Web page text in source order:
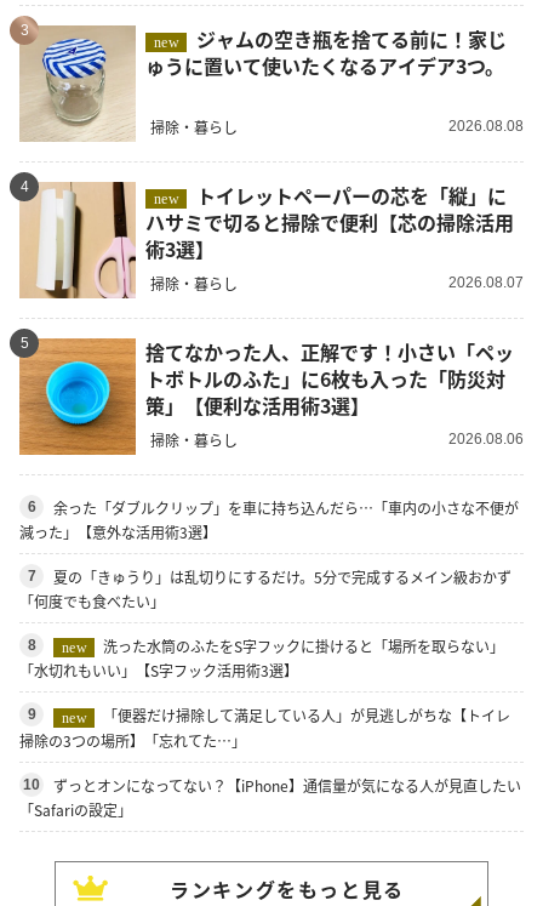
3
new
ゅうに置いて使いたくなるアイデア3つ。
掃除・暮らし 2026.08.08
4
new
ハサミで切ると掃除で便利【芯の掃除活用
術3選】
掃除・暮らし 2026.08.07
5
捨てなかった人、正解です！小さい「ペッ
トボトルのふた」に6枚も入った「防災対
策」【便利な活用術3選】
掃除・暮らし 2026.08.06
6
余った「ダブルクリップ」を車に持ち込んだら…「車内の小さな不便が
減った」【意外な活用術3選】
7
夏の「きゅうり」は乱切りにするだけ。5分で完成するメイン級おかず
「何度でも食べたい」
8 new
洗った水筒のふたをS字フックに掛けると「場所を取らない」
「水切れもいい」【S字フック活用術3選】
9 new
「便器だけ掃除して満足している人」が見逃しがちな【トイレ
掃除の3つの場所】「忘れてた…」
10
ずっとオンになってない？【iPhone】通信量が気になる人が見直したい
「Safariの設定」
ランキングをもっと見る